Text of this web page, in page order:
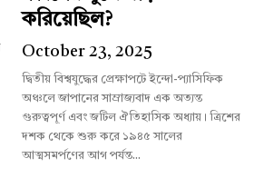
করিয়েছিল?
October 23, 2025
দ্বিতীয় বিশ্বযুদ্ধের প্রেক্ষাপটে ইন্দো-প্যাসিফিক
অঞ্চলে জাপানের সাম্রাজ্যবাদ এক অত্যন্ত
গুরুত্বপূর্ণ এবং জটিল ঐতিহাসিক অধ্যায়। ত্রিশের
দশক থেকে শুরু করে ১৯৪৫ সালের
আত্মসমর্পণের আগ পর্যন্ত...